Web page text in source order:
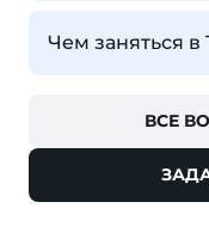
Чем заняться в
ВСЕ